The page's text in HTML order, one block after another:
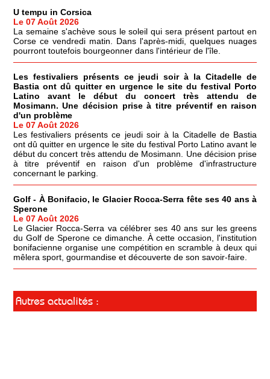
U tempu in Corsica
Le 07 Août 2026
La semaine s'achève sous le soleil qui sera présent partout en
Corse ce vendredi matin. Dans l'après-midi, quelques nuages
pourront toutefois bourgeonner dans l'intérieur de l'île.
Les festivaliers présents ce jeudi soir à la Citadelle de
Bastia ont dû quitter en urgence le site du festival Porto
Latino avant le début du concert très attendu de
Mosimann. Une décision prise à titre préventif en raison
d'un problème
Le 07 Août 2026
Les festivaliers présents ce jeudi soir à la Citadelle de Bastia
ont dû quitter en urgence le site du festival Porto Latino avant le
début du concert très attendu de Mosimann. Une décision prise
à titre préventif en raison d'un problème d'infrastructure
concernant le parking.
Golf - À Bonifacio, le Glacier Rocca-Serra fête ses 40 ans à
Sperone
Le 07 Août 2026
Le Glacier Rocca-Serra va célébrer ses 40 ans sur les greens
du Golf de Sperone ce dimanche. À cette occasion, l'institution
bonifacienne organise une compétition en scramble à deux qui
mêlera sport, gourmandise et découverte de son savoir-faire.
Autres actualités :